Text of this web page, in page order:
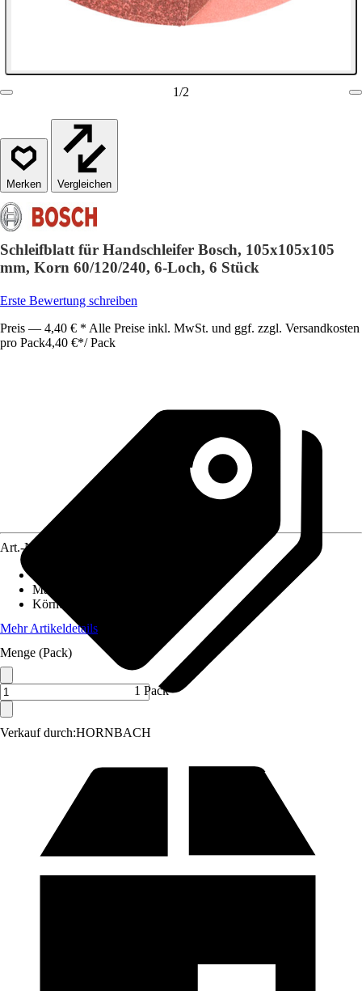
1/2
Vergleichen
Schleifblatt für Handschleifer Bosch, 105x105x105
mm, Korn 60/120/240, 6-Loch, 6 Stück
Erste Bewertung schreiben
Preis — 4,40 € * Alle Preise inkl. MwSt. und ggf. zzgl. Versandkosten
pro Pack4,40 €*/ Pack
Verkauf durch:HORNBACH
Art.-Nr.
Maße
Körnung
Mehr Artikeldetails
Menge (Pack)
1 Pack